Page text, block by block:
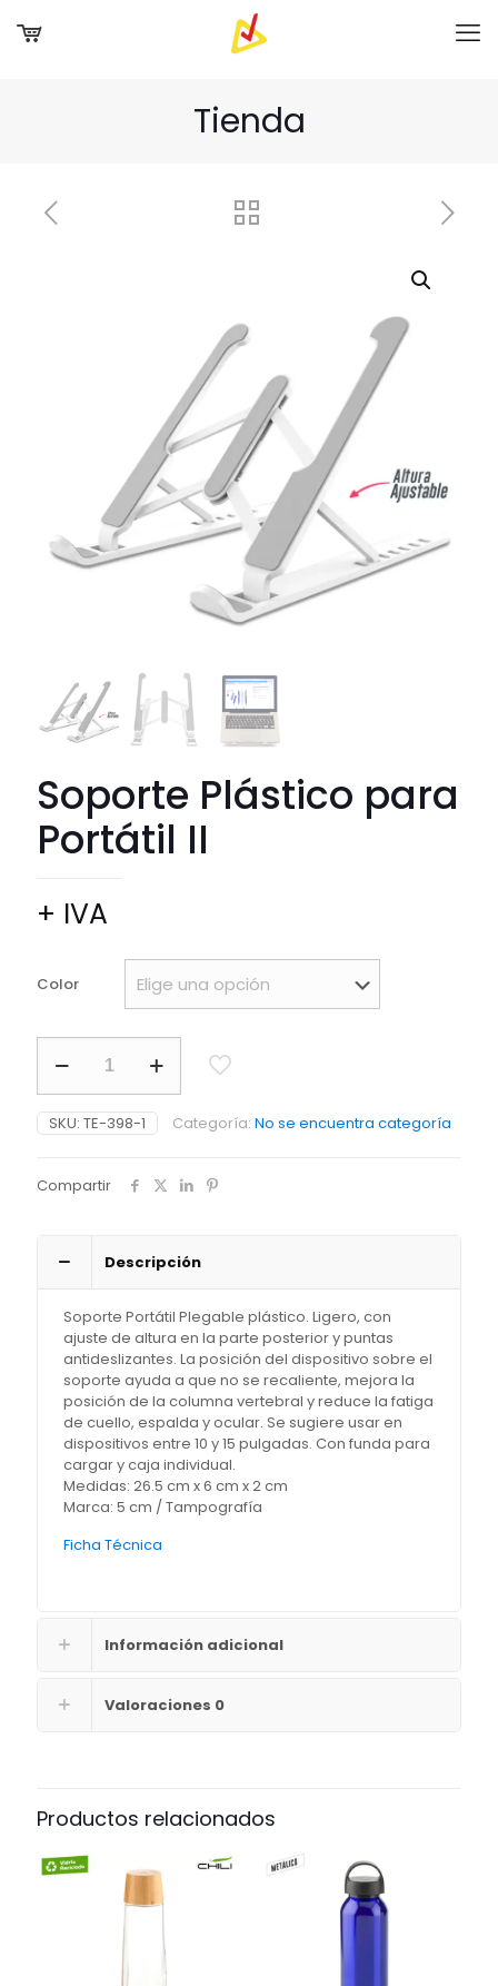
Tienda
Soporte Plástico para
Portátil II
+ IVA
Color
Plástico
para
Portátil
II SKU: TE-398-1 Categoría: No se encuentra categoría
Compartir
Descripción
Soporte Portátil Plegable plástico. Ligero, con
ajuste de altura en la parte posterior y puntas
antideslizantes. La posición del dispositivo sobre el
soporte ayuda a que no se recaliente, mejora la
posición de la columna vertebral y reduce la fatiga
de cuello, espalda y ocular. Se sugiere usar en
dispositivos entre 10 y 15 pulgadas. Con funda para
cargar y caja individual.
Medidas: 26.5 cm x 6 cm x 2 cm
Marca: 5 cm / Tampografía
Ficha Técnica
Información adicional
Valoraciones 0
Productos relacionados